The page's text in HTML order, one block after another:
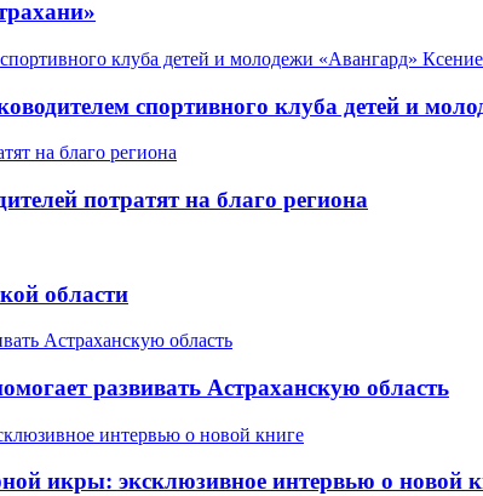
спортивного клуба детей и
потратят на благо региона
области
развивать Астраханскую область
икры: эксклюзивное интервью о новой